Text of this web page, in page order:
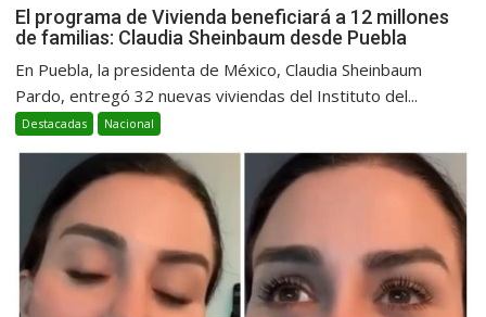
El programa de Vivienda beneficiará a 12 millones
de familias: Claudia Sheinbaum desde Puebla
En Puebla, la presidenta de México, Claudia Sheinbaum
Pardo, entregó 32 nuevas viviendas del Instituto del...
Destacadas Nacional